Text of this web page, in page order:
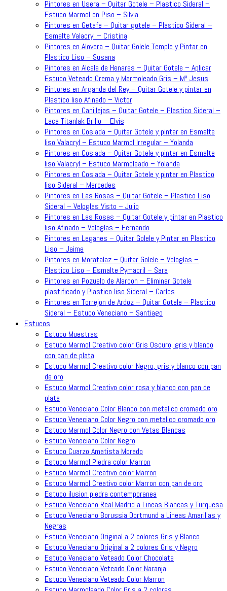
Pintores en Usera – Quitar Gotele – Plastico Sideral –
Estuco Marmol en Piso – Silvia
Pintores en Getafe – Quitar gotele – Plastico Sideral –
Esmalte Valacryl – Cristina
Pintores en Alovera – Quitar Golele Temple y Pintar en
Plastico Liso – Susana
Pintores en Alcala de Henares – Quitar Gotele – Aplicar
Estuco Veteado Crema y Marmoleado Gris – Mª Jesus
Pintores en Arganda del Rey – Quitar Gotele y pintar en
Plastico liso Afinado – Victor
Pintores en Canillejas – Quitar Gotele – Plastico Sideral –
Laca Titanlak Brillo – Elvis
Pintores en Coslada – Quitar Gotele y pintar en Esmalte
liso Valacryl – Estuco Marmol Irregular – Yolanda
Pintores en Coslada – Quitar Gotele y pintar en Esmalte
liso Valacryl – Estuco Marmoleado – Yolanda
Pintores en Coslada – Quitar Gotele y pintar en Plastico
liso Sideral – Mercedes
Pintores en Las Rosas – Quitar Gotele – Plastico Liso
Sideral – Veloglas Visto – Julio
Pintores en Las Rosas – Quitar Gotele y pintar en Plastico
liso Afinado – Veloglas – Fernando
Pintores en Leganes – Quitar Golele y Pintar en Plastico
Liso – Jaime
Pintores en Moratalaz – Quitar Golele – Veloglas –
Plastico Liso – Esmalte Pymacril – Sara
Pintores en Pozuelo de Alarcon – Eliminar Gotele
plastificado y Plastico liso Sideral – Carlos
Pintores en Torrejon de Ardoz – Quitar Gotele – Plastico
Sideral – Estuco Veneciano – Santiago
Estucos
Estuco Muestras
Estuco Marmol Creativo color Gris Oscuro, gris y blanco
con pan de plata
Estuco Marmol Creativo color Negro, gris y blanco con pan
de oro
Estuco Marmol Creativo color rosa y blanco con pan de
plata
Estuco Veneciano Color Blanco con metalico cromado oro
Estuco Veneciano Color Negro con metalico cromado oro
Estuco Marmol Color Negro con Vetas Blancas
Estuco Veneciano Color Negro
Estuco Cuarzo Amatista Morado
Estuco Marmol Piedra color Marron
Estuco Marmol Creativo color Marron
Estuco Marmol Creativo color Marron con pan de oro
Estuco ilusion piedra contemporanea
Estuco Veneciano Real Madrid a Lineas Blancas y Turquesa
Estuco Veneciano Borussia Dortmund a Lineas Amarillas y
Negras
Estuco Veneciano Original a 2 colores Gris y Blanco
Estuco Veneciano Original a 2 colores Gris y Negro
Estuco Veneciano Veteado Color Chocolate
Estuco Veneciano Veteado Color Naranja
Estuco Veneciano Veteado Color Marron